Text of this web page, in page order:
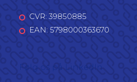
CVR: 39850885
EAN: 5798000363670